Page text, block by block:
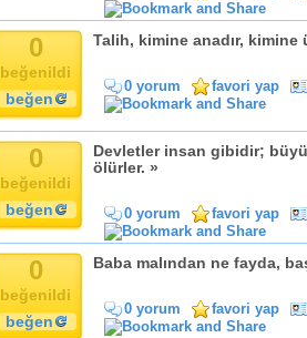
0
beğenildi
beğen
Talih, kimine anadır, kimine
0 yorum favori yap
0
beğenildi
beğen
Devletler insan gibidir;
ölürler. »
0 yorum favori yap
0
beğenildi
beğen
Baba malından ne fayda,
0 yorum favori yap